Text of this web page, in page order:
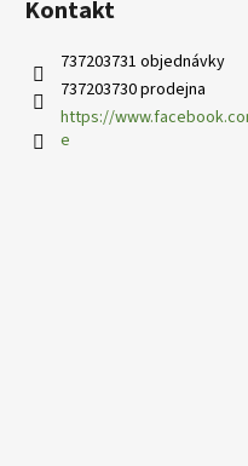
Kontakt
737203731 objednávky
737203730 prodejna
https://
e